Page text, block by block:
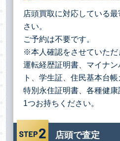
店頭買取に対応している
さい。
ご予約は不要です。
※本人確認をさせていただ
運転経歴証明書、マイナ
ト、学生証、住民基本台
特別永住証明書、各種健
1つお持ちください。
店頭で査定